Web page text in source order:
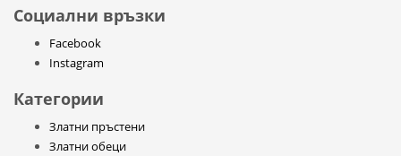
Социални връзки
Facebook
Instagram
Категории
Златни пръстени
Златни обеци